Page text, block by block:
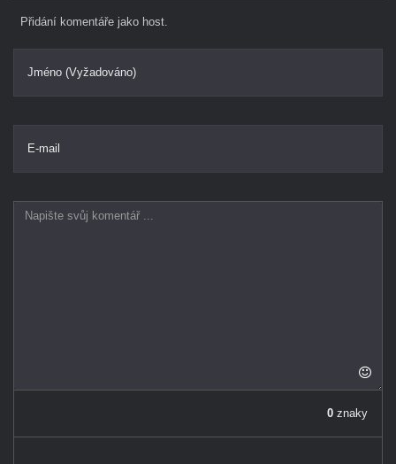
Přidání komentáře jako host.
Jméno (Vyžadováno)
E-mail
0 znaky